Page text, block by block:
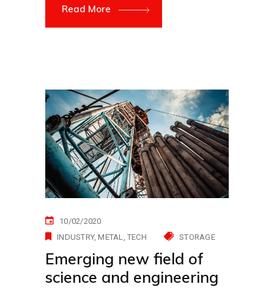
Read More
10/02/2020
INDUSTRY METAL TECH STORAGE
Emerging new field of
science and engineering